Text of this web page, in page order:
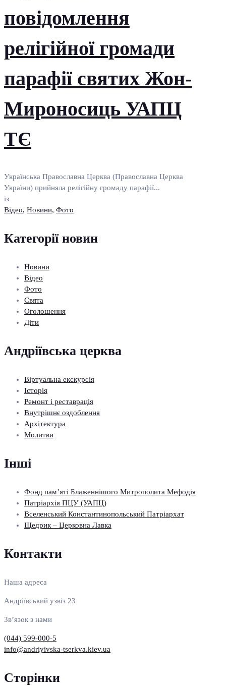
повідомлення
релігійної громади
парафії святих Жон-
Мироносиць УАПЦ
ТЄ
Українська Православна Церква (Православна Церква
України) прийняла релігійну громаду парафії...
із
Відео, Новини, Фото
Категорії новин
Новини
Відео
Фото
Свята
Оголошення
Діти
Андріївська церква
Віртуальна екскурсія
Історія
Ремонт і реставрація
Внутрішнє оздоблення
Архітектура
Молитви
Інші
Фонд пам’яті Блаженнішого Митрополита Мефодія
Патріархія ПЦУ (УАПЦ)
Вселенський Константинопольський Патріархат
Щедрик – Церковна Лавка
Контакти
Наша адреса
Андріївський узвіз 23
Зв’язок з нами
(044) 599-000-5
info@andriyivska-tserkva.kiev.ua
Сторінки